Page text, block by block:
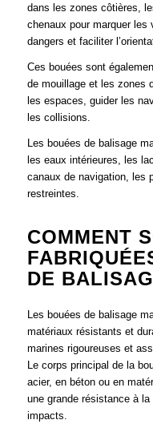
dans les zones côtières,
chenaux pour marquer les
dangers et faciliter
Ces bouées sont
de mouillage et les zones
les espaces, guider les
les collisions.
Les bouées de balisage
les eaux intérieures, les
canaux de navigation, les
restreintes.
COMMENT
DE
Les bouées de balisage
matériaux résistants et
marines rigoureuses et
Le corps principal de la
acier, en béton ou en
une grande résistance à
impacts.